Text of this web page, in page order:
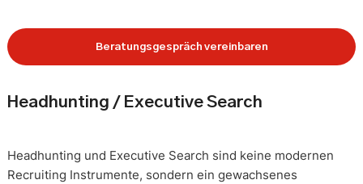
Beratungsgespräch vereinbaren
Headhunting / Executive Search
Headhunting und Executive Search sind keine modernen
Recruiting Instrumente, sondern ein gewachsenes